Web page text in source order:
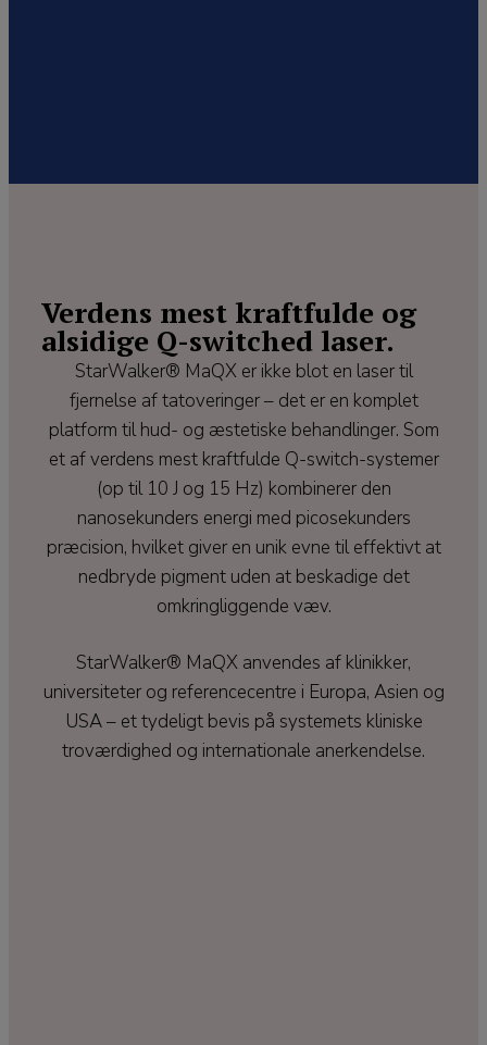
Verdens mest kraftfulde og
alsidige Q-switched laser.
StarWalker® MaQX er ikke blot en laser til
fjernelse af tatoveringer – det er en komplet
platform til hud- og æstetiske behandlinger. Som
et af verdens mest kraftfulde Q-switch-systemer
(op til 10 J og 15 Hz) kombinerer den
nanosekunders energi med picosekunders
præcision, hvilket giver en unik evne til effektivt at
nedbryde pigment uden at beskadige det
omkringliggende væv.
StarWalker® MaQX anvendes af klinikker,
universiteter og referencecentre i Europa, Asien og
USA – et tydeligt bevis på systemets kliniske
troværdighed og internationale anerkendelse.